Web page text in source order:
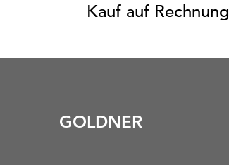
Kauf auf Rechnung
GOLDNER